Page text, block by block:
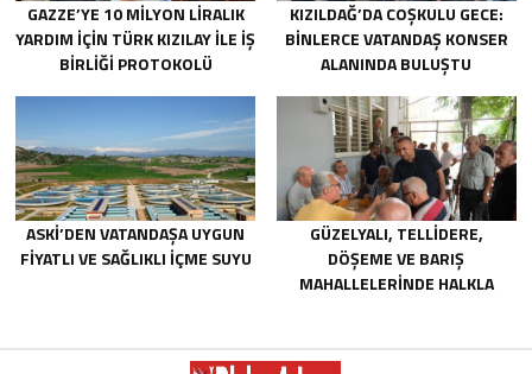
GAZZE’YE 10 MILYON LIRALIK
YARDIM IÇIN TÜRK KIZILAY ILE IŞ
BIRLIĞI PROTOKOLÜ
KIZILDAĞ’DA COŞKULU GECE:
BINLERCE VATANDAŞ KONSER
ALANINDA BULUŞTU
ASKİ’DEN VATANDAŞA UYGUN
FIYATLI VE SAĞLIKLI IÇME SUYU
GÜZELYALI, TELLIDERE,
DÖŞEME VE BARIŞ
MAHALLELERINDE HALKLA